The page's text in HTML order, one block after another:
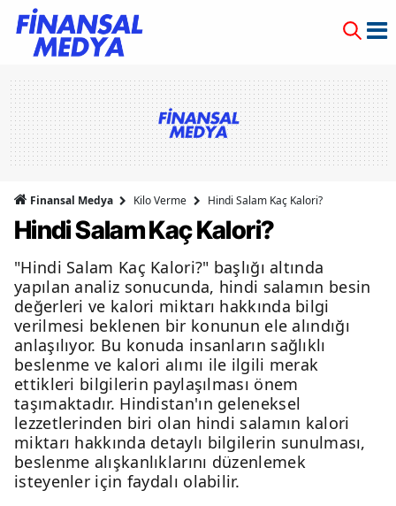
Finansal Medya Kilo Verme Hindi Salam Kaç Kalori?
Hindi Salam Kaç Kalori?
"Hindi Salam Kaç Kalori?" başlığı altında
yapılan analiz sonucunda, hindi salamın besin
değerleri ve kalori miktarı hakkında bilgi
verilmesi beklenen bir konunun ele alındığı
anlaşılıyor. Bu konuda insanların sağlıklı
beslenme ve kalori alımı ile ilgili merak
ettikleri bilgilerin paylaşılması önem
taşımaktadır. Hindistan'ın geleneksel
lezzetlerinden biri olan hindi salamın kalori
miktarı hakkında detaylı bilgilerin sunulması,
beslenme alışkanlıklarını düzenlemek
isteyenler için faydalı olabilir.